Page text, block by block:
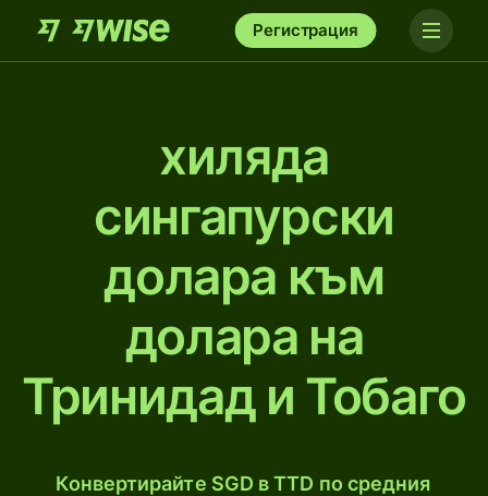
Регистрация
хиляда
сингапурски
долара към
долара на
Тринидад и Тобаго
Конвертирайте SGD в TTD по средния